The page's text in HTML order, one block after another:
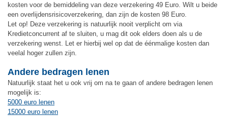
kosten voor de bemiddeling van deze verzekering 49 Euro. Wilt u beide
een overlijdensrisicoverzekering, dan zijn de kosten 98 Euro.
Let op! Deze verzekering is natuurlijk nooit verplicht om via
Kredietconcurrent af te sluiten, u mag dit ook elders doen als u de
verzekering wenst. Let er hierbij wel op dat de éénmalige kosten dan
veelal hoger zullen zijn.
Andere bedragen lenen
Natuurlijk staat het u ook vrij om na te gaan of andere bedragen lenen
mogelijk is:
5000 euro lenen
15000 euro lenen